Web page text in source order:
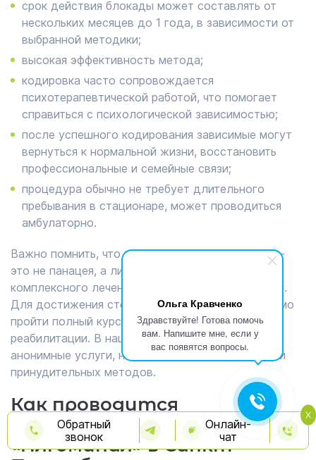
Ольга Кравченко
Здравствуйте! Готова помочь
вам. Напишите мне, если у
вас появятся вопросы.
срок действия блокады может составлять от
нескольких месяцев до 1 года, в зависимости от
выбранной методики;
высокая эффективность метода;
кодировка часто сопровождается
психотерапевтической работой, что помогает
справиться с психологической зависимостью;
после успешного кодирования зависимые могут
вернуться к нормальной жизни, восстановить
профессиональные и семейные связи;
процедура обычно не требует длительного
пребывания в стационаре, может проводиться
амбулаторно.
Важно помнить, что кодирование Алгоминалом –
это не панацея, а лишь один из этапов
комплексного лечения алкогольной зависимости.
Для достижения стойкого результата необходимо
пройти полный курс наркологического лечения и
реабилитации. В нашем центре предложены
анонимные услуги, нет наркологического учёта и
принудительных методов.
Как проводится
кодирование препаратом
«Алгоминал» в Санкт-
Обратный
звонок
Онлайн-
чат